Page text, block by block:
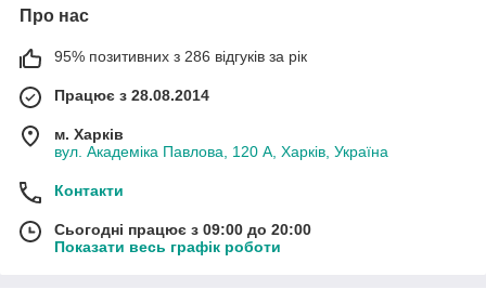
Про нас
95% позитивних з 286 відгуків за рік
Працює з 28.08.2014
м. Харків
вул. Академіка Павлова, 120 А, Харків, Україна
Контакти
Сьогодні працює з 09:00 до 20:00
Показати весь графік роботи